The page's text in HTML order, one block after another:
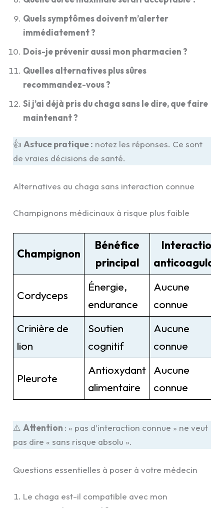
Quels symptômes doivent m’alerter
immédiatement ?
Dois-je prévenir aussi mon pharmacien ?
Quelles alternatives plus sûres
recommandez-vous ?
Si j’ai déjà pris du chaga sans le dire, que faire
maintenant ?
👍Astuce pratique : notez les réponses. Ce sont
de vraies décisions de santé.
Alternatives au chaga sans interaction connue
Champignons médicinaux à risque plus faible
Champignon
Bénéfice
principal
Interaction
Cordyceps
Énergie,
endurance
Aucune
connue
Crinière de
lion
Soutien
cognitif
Aucune
connue
Pleurote
Antioxydant
alimentaire
Aucune
connue
⚠️Attention : « pas d’interaction connue » ne veut
pas dire « sans risque absolu ».
Questions essentielles à poser à votre médecin
Le chaga est-il compatible avec mon